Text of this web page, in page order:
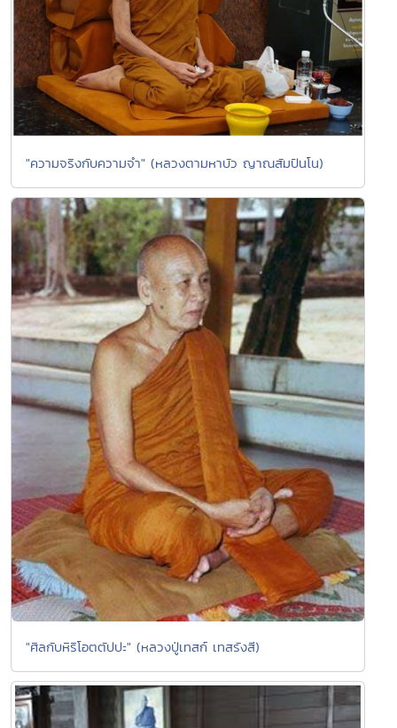
"ความจริงกับความจำ" (หลวงตามหาบัว ญาณสัมปันโน)
"ศิลกับหิริโอตตัปปะ" (หลวงปู่เทสก์ เทสรังสี)